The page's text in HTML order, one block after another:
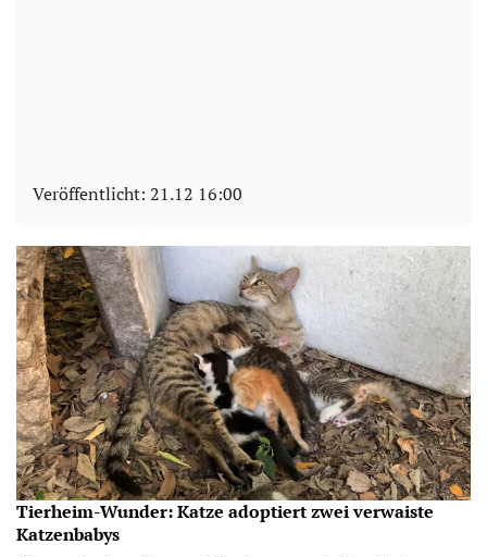
Veröffentlicht: 21.12 16:00
Tierheim-Wunder: Katze adoptiert zwei verwaiste
Katzenbabys